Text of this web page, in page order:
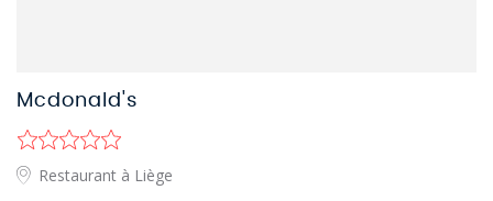
Mcdonald's
Restaurant à Liège